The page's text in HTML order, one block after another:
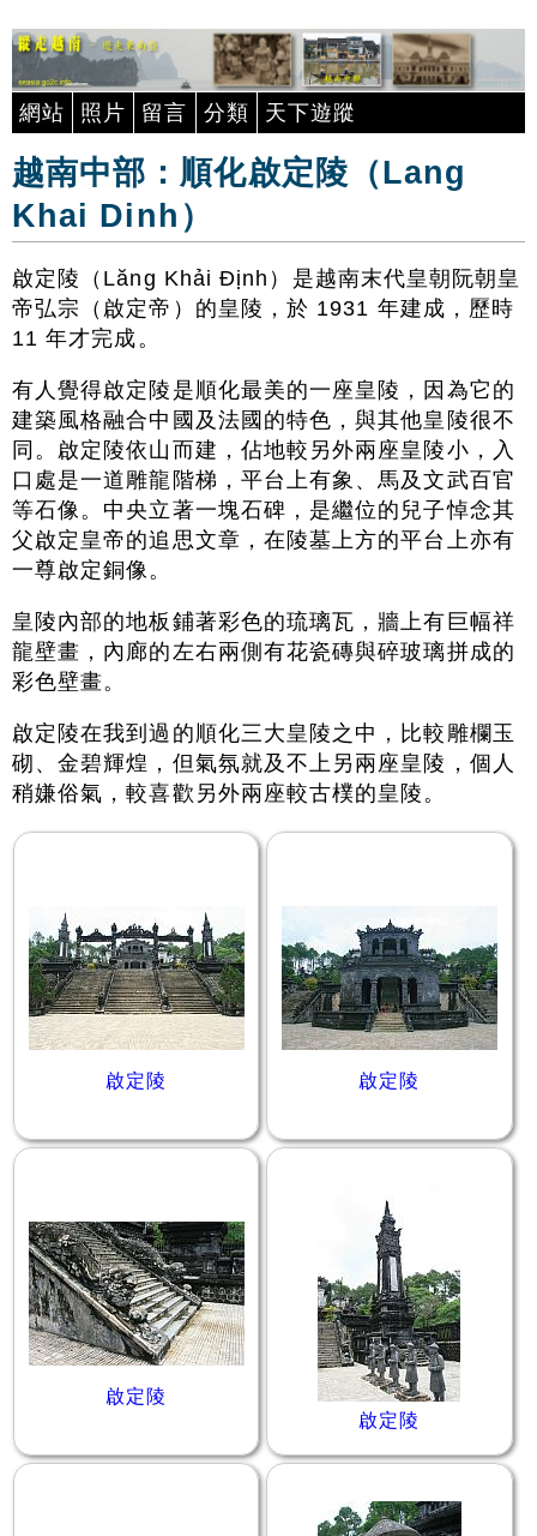
網站 照片 留言 分類 天下遊蹤
越南中部：順化啟定陵（Lang
Khai Dinh）
啟定陵（Lăng Khải Định）是越南末代皇朝阮朝皇
帝弘宗（啟定帝）的皇陵，於 1931 年建成，歷時
11 年才完成。
有人覺得啟定陵是順化最美的一座皇陵，因為它的
建築風格融合中國及法國的特色，與其他皇陵很不
同。啟定陵依山而建，佔地較另外兩座皇陵小，入
口處是一道雕龍階梯，平台上有象、馬及文武百官
等石像。中央立著一塊石碑，是繼位的兒子悼念其
父啟定皇帝的追思文章，在陵墓上方的平台上亦有
一尊啟定銅像。
皇陵內部的地板鋪著彩色的琉璃瓦，牆上有巨幅祥
龍壁畫，內廊的左右兩側有花瓷磚與碎玻璃拼成的
彩色壁畫。
啟定陵在我到過的順化三大皇陵之中，比較雕欄玉
砌、金碧輝煌，但氣氛就及不上另兩座皇陵，個人
稍嫌俗氣，較喜歡另外兩座較古樸的皇陵。
啟定陵 啟定陵
啟定陵
啟定陵